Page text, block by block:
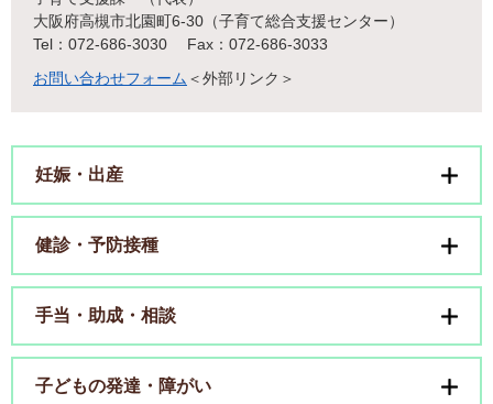
大阪府高槻市北園町6-30（子育て総合支援センター）
Tel：072-686-3030
Fax：072-686-3033
お問い合わせフォーム ＜外部リンク＞
妊娠・出産
健診・予防接種
手当・助成・相談
子どもの発達・障がい